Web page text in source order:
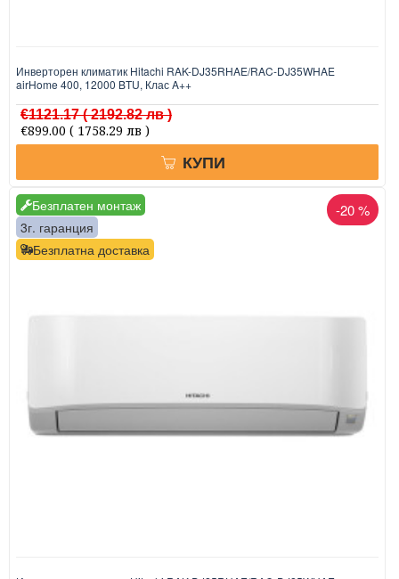
Инверторен климатик Hitachi RAK-DJ35RHAE/RAC-DJ35WHAE
airHome 400, 12000 BTU, Клас A++
€1121.17( 2192.82 лв )
€899.00 ( 1758.29 лв )
КУПИ
Безплатен монтаж
Безплатна доставка
3г. гаранция
-20 %